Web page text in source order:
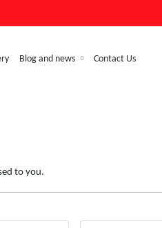
Blog and news Contact Us
to you.